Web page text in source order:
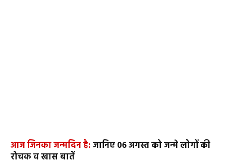
आज जिनका जन्मदिन है:जानिए 06 अगस्त को जन्मे लोगों की
रोचक व खास बातें